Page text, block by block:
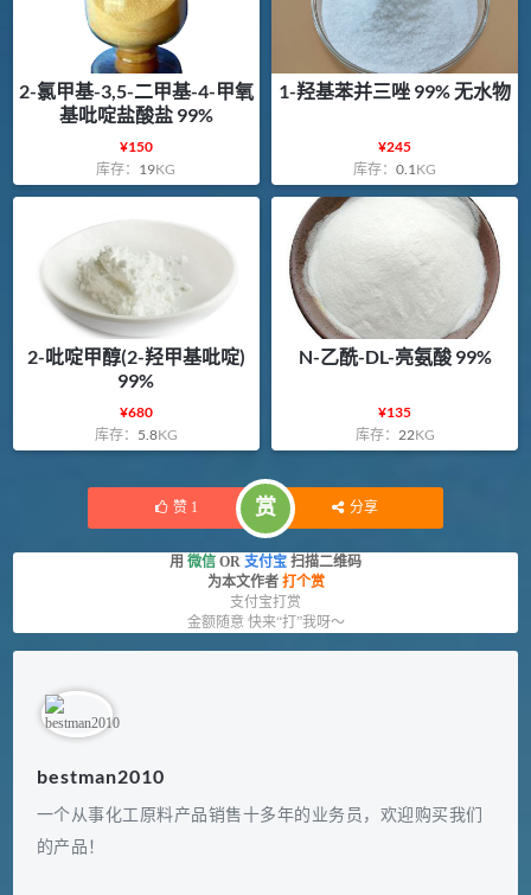
2-氯甲基-3,5-二甲基-4-甲氧
基吡啶盐酸盐 99%
¥150
库存： 19KG
1-羟基苯并三唑 99% 无水物
¥245
库存：0.1 KG
2-吡啶甲醇(2-羟甲基吡啶)
99%
¥680
库存： 5.8KG
N-乙酰-DL-亮氨酸 99%
¥135
库存： 22KG
赞 1 赏 分享
用 微信 OR 支付宝 扫描二维码
为本文作者 打个赏
支付宝打赏
金额随意 快来“打”我呀～
bestman2010
一个从事化工原料产品销售十多年的业务员，欢迎购买我们
的产品！